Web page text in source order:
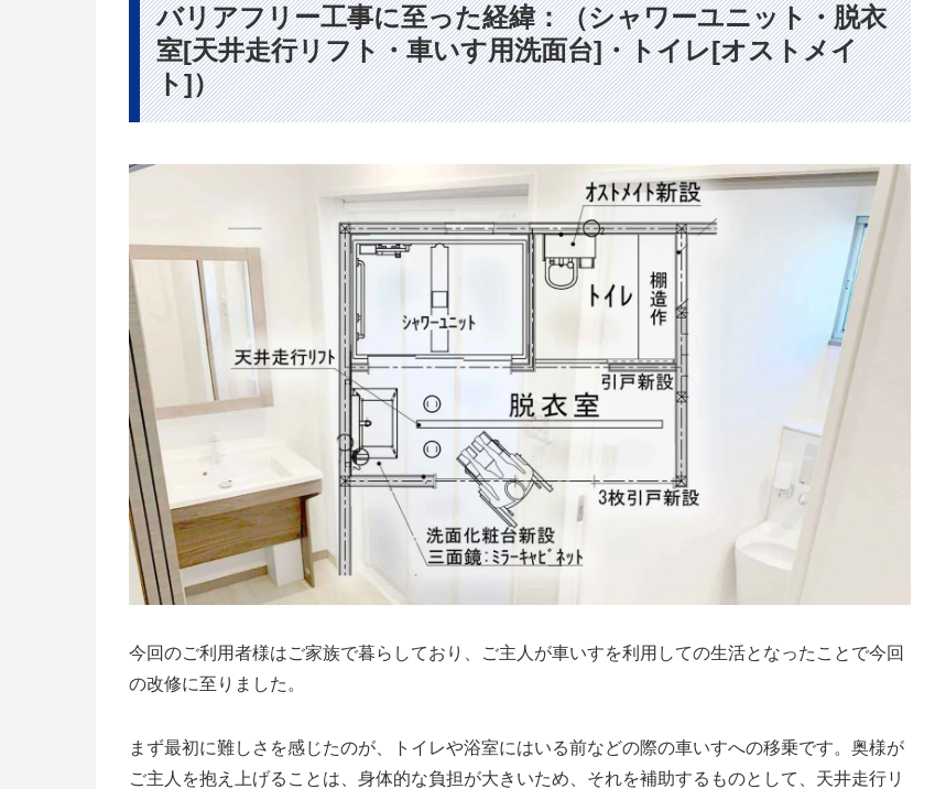
バリアフリー工事に至った経緯：（シャワーユニット・脱衣
室[天井走行リフト・車いす用洗面台]・トイレ[オストメイ
ト]）
今回のご利用者様はご家族で暮らしており、ご主人が車いすを利用しての生活となったことで今回
の改修に至りました。
まず最初に難しさを感じたのが、トイレや浴室にはいる前などの際の車いすへの移乗です。奥様が
ご主人を抱え上げることは、身体的な負担が大きいため、それを補助するものとして、天井走行リ